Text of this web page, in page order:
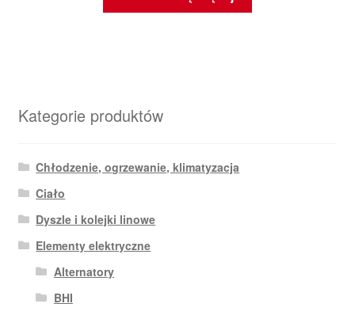
Kategorie produktów
Chłodzenie, ogrzewanie, klimatyzacja
Ciało
Dyszle i kolejki linowe
Elementy elektryczne
Alternatory
BHI